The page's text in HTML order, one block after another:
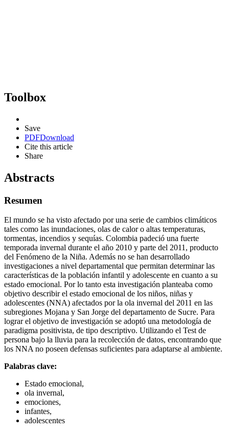
Toolbox
Save
PDFDownload
Cite this article
Share
Abstracts
Resumen
El mundo se ha visto afectado por una serie de cambios climáticos
tales como las inundaciones, olas de calor o altas temperaturas,
tormentas, incendios y sequías. Colombia padeció una fuerte
temporada invernal durante el año 2010 y parte del 2011, producto
del Fenómeno de la Niña. Además no se han desarrollado
investigaciones a nivel departamental que permitan determinar las
características de la población infantil y adolescente en cuanto a su
estado emocional. Por lo tanto esta investigación planteaba como
objetivo describir el estado emocional de los niños, niñas y
adolescentes (NNA) afectados por la ola invernal del 2011 en las
subregiones Mojana y San Jorge del departamento de Sucre. Para
lograr el objetivo de investigación se adoptó una metodología de
paradigma positivista, de tipo descriptivo. Utilizando el Test de
persona bajo la lluvia para la recolección de datos, encontrando que
los NNA no poseen defensas suficientes para adaptarse al ambiente.
Palabras clave:
Estado emocional,
ola invernal,
emociones,
infantes,
adolescentes